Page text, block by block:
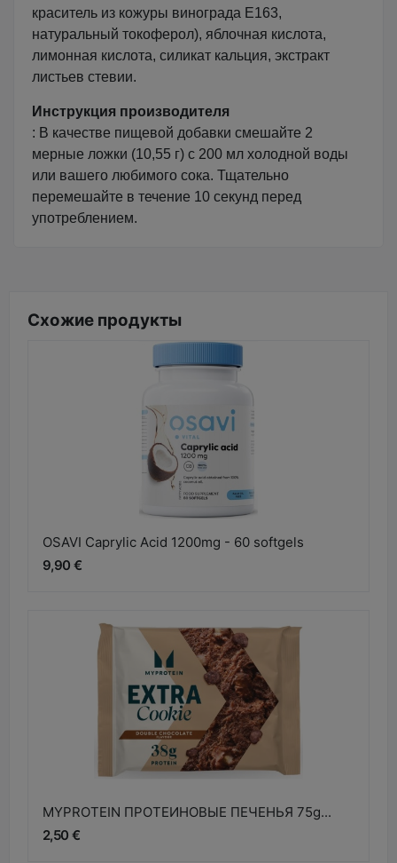
краситель из кожуры винограда Е163,
натуральный токоферол), яблочная кислота,
лимонная кислота, силикат кальция, экстракт
листьев стевии.
Инструкция производителя
: В качестве пищевой добавки смешайте 2
мерные ложки (10,55 г) с 200 мл холодной воды
или вашего любимого сока. Тщательно
перемешайте в течение 10 секунд перед
употреблением.
Схожие продукты
OSAVI Caprylic Acid 1200mg - 60 softgels
9,90 €
MYPROTEIN ПРОТЕИНОВЫЕ ПЕЧЕНЬЯ 75g...
2,50 €